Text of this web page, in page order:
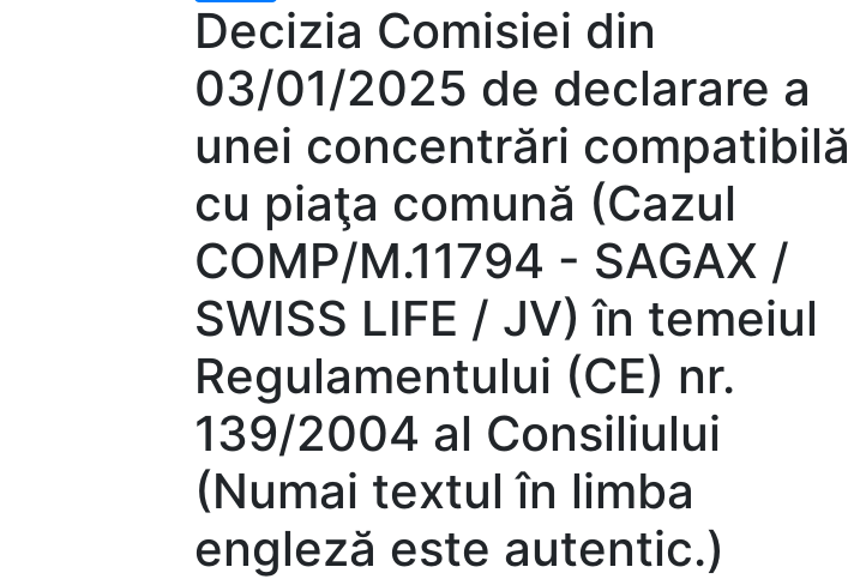
Decizia Comisiei din
03/01/2025 de declarare a
unei concentrări compatibilă
cu piaţa comună (Cazul
COMP/M.11794 - SAGAX /
SWISS LIFE / JV) în temeiul
Regulamentului (CE) nr.
139/2004 al Consiliului
(Numai textul în limba
engleză este autentic.)